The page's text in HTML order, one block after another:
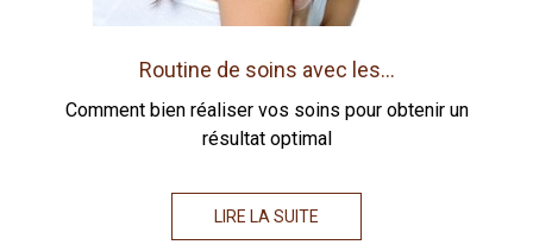
Routine de soins avec les...
Comment bien réaliser vos soins pour obtenir un
résultat optimal
LIRE LA SUITE